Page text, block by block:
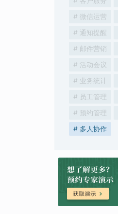
# 微信运营
# 通知提醒
# 邮件营销
# 活动会议
# 业务统计
# 员工管理
# 预约管理
# 多人协作